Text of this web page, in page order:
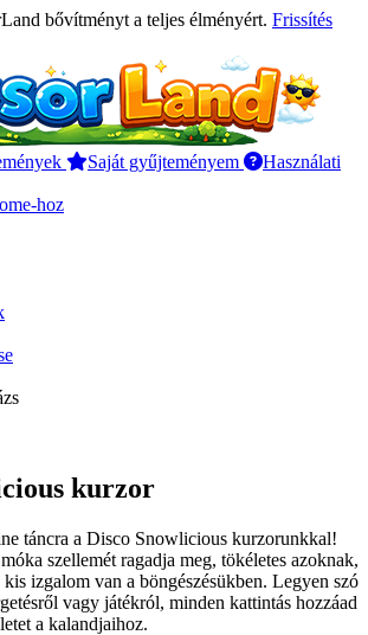
bővítményt a teljes élményért. Frissítés
Saját gyűjteményem
Használati
hoz
kurzor
táncra a Disco Snowlicious kurzorunkkal!
szellemét ragadja meg, tökéletes azoknak,
izgalom van a böngészésükben. Legyen szó
vagy játékról, minden kattintás hozzáad
a kalandjaihoz.